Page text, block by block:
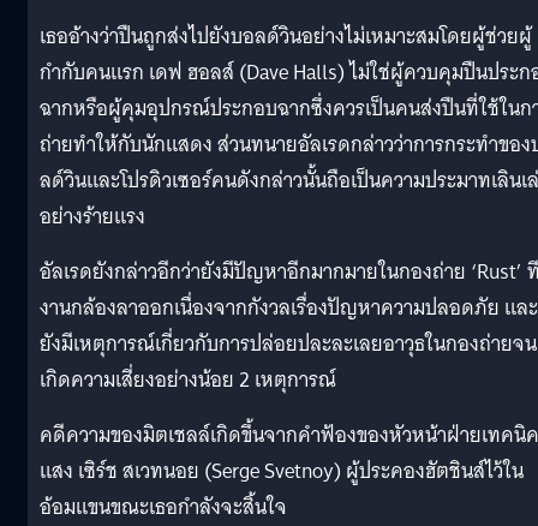
เธออ้างว่าปืนถูกส่งไปยังบอลด์วินอย่างไม่เหมาะสมโดยผู้ช่วยผู้
กำกับคนแรก เดฟ ฮอลส์ (Dave Halls) ไม่ใช่ผู้ควบคุมปืนประ
ฉากหรือผู้คุมอุปกรณ์ประกอบฉากซึ่งควรเป็นคนส่งปืนที่ใช้ในก
ถ่ายทำให้กับนักแสดง ส่วนทนายอัลเรดกล่าวว่าการกระทำขอ
ลด์วินและโปรดิวเซอร์คนดังกล่าวนั้นถือเป็นความประมาทเลินเ
อย่างร้ายแรง
อัลเรดยังกล่าวอีกว่ายังมีปัญหาอีกมากมายในกองถ่าย ‘Rust’
งานกล้องลาออกเนื่องจากกังวลเรื่องปัญหาความปลอดภัย และ
ยังมีเหตุการณ์เกี่ยวกับการปล่อยปละละเลยอาวุธในกองถ่ายจน
เกิดความเสี่ยงอย่างน้อย 2 เหตุการณ์
คดีความของมิตเชลล์เกิดขึ้นจากคำฟ้องของหัวหน้าฝ่ายเทคนิค
แสง เซิร์ช สเวทนอย (Serge Svetnoy) ผู้ประคองฮัตชินส์ไว้ใน
อ้อมแขนขณะเธอกำลังจะสิ้นใจ